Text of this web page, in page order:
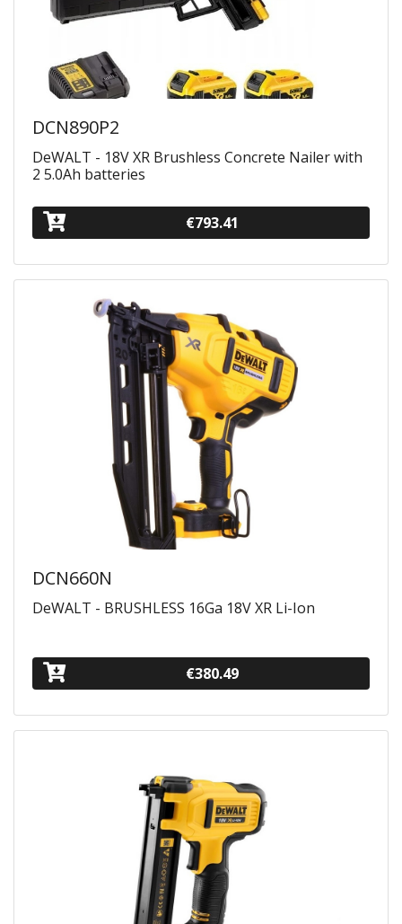
DCN890P2
DeWALT - 18V XR Brushless Concrete Nailer with
2 5.0Ah batteries
€793.41
DCN660N
DeWALT - BRUSHLESS 16Ga 18V XR Li-Ion
€380.49